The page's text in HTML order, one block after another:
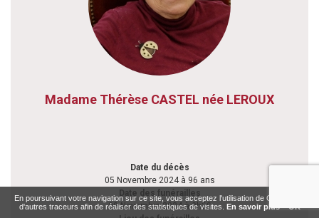
Madame Thérèse CASTEL née LEROUX
Date du décès
05 Novembre 2024 à 96 ans
Date des funérailles
09 Novembre 2024 à 9h30
En poursuivant votre navigation sur ce site, vous acceptez l'utilisation de Cookies ou
d'autres traceurs afin de réaliser des statistiques de visites. En savoir plus OK